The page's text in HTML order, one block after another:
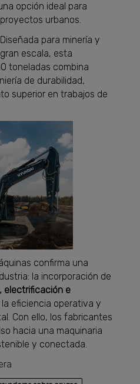
opción ideal para
urbanos.
Diseñada para minería y
escala, esta
toneladas combina
de durabilidad,
superior en trabajos de
confirma una
la incorporación de
electrificación e
la eficiencia operativa y
Con ello, los fabricantes
hacia una maquinaria
y conectada.